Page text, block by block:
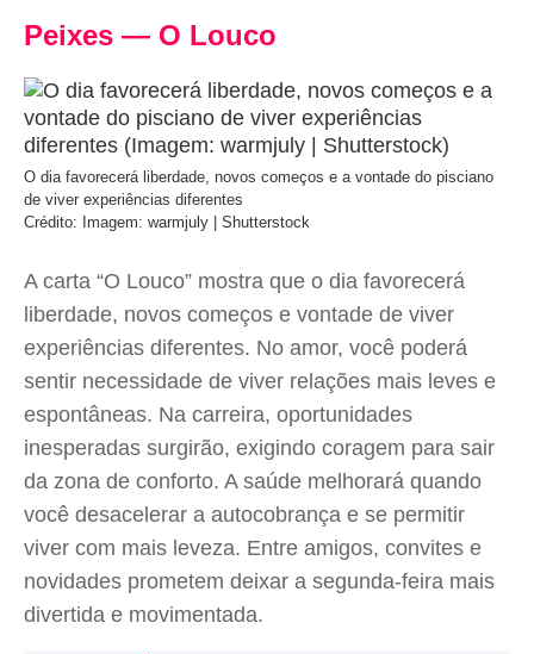
Peixes — O Louco
O dia favorecerá liberdade, novos começos e a vontade do pisciano
de viver experiências diferentes
Crédito: Imagem: warmjuly | Shutterstock
A carta “O Louco” mostra que o dia favorecerá
liberdade, novos começos e vontade de viver
experiências diferentes. No amor, você poderá
sentir necessidade de viver relações mais leves e
espontâneas. Na carreira, oportunidades
inesperadas surgirão, exigindo coragem para sair
da zona de conforto. A saúde melhorará quando
você desacelerar a autocobrança e se permitir
viver com mais leveza. Entre amigos, convites e
novidades prometem deixar a segunda-feira mais
divertida e movimentada.